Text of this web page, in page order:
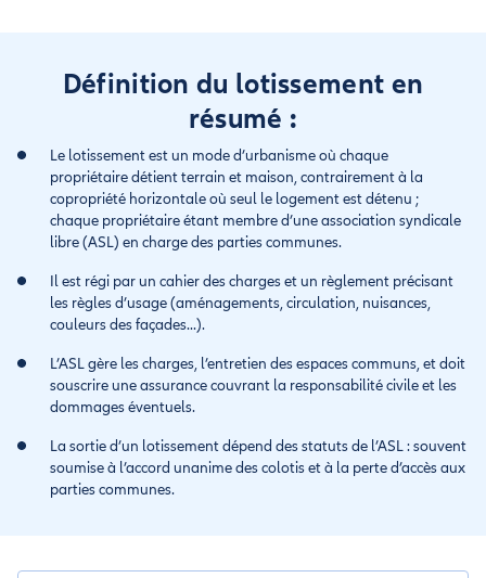
Définition du lotissement en
résumé :
Le lotissement est un mode d’urbanisme où chaque
propriétaire détient terrain et maison, contrairement à la
copropriété horizontale où seul le logement est détenu ;
chaque propriétaire étant membre d’une association syndicale
libre (ASL) en charge des parties communes.
Il est régi par un cahier des charges et un règlement précisant
les règles d’usage (aménagements, circulation, nuisances,
couleurs des façades...).
L’ASL gère les charges, l’entretien des espaces communs, et doit
souscrire une assurance couvrant la responsabilité civile et les
dommages éventuels.
La sortie d’un lotissement dépend des statuts de l’ASL : souvent
soumise à l’accord unanime des colotis et à la perte d’accès aux
parties communes.